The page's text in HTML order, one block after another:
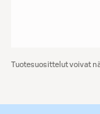
Tuotesuosittelut voivat